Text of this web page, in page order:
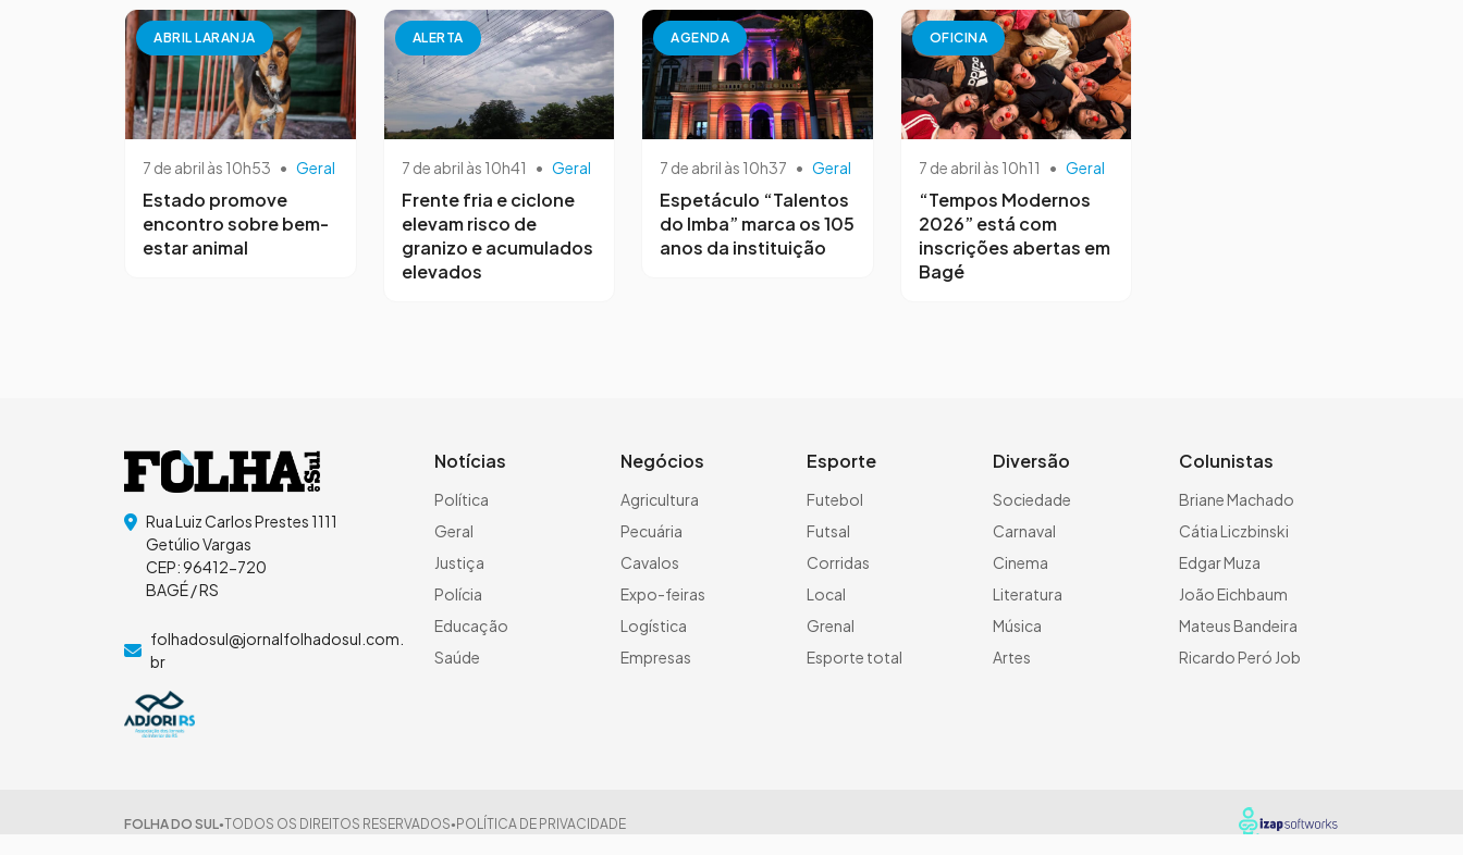
ABRIL LARANJA
7 de abril às 10h53 • Geral
Estado promove
encontro sobre bem-
estar animal
ALERTA
7 de abril às 10h41 • Geral
Frente fria e ciclone
elevam risco de
granizo e acumulados
elevados
AGENDA
7 de abril às 10h37 • Geral
Espetáculo “Talentos
do Imba” marca os 105
anos da instituição
OFICINA
7 de abril às 10h11 • Geral
“Tempos Modernos
2026” está com
inscrições abertas em
Bagé
Rua Luiz Carlos Prestes 1111
Getúlio Vargas
CEP: 96412-720
BAGÉ / RS
folhadosul@jornalfolhadosul.com.
br
Notícias
Política
Geral
Justiça
Polícia
Educação
Saúde
Negócios
Agricultura
Pecuária
Cavalos
Expo-feiras
Logística
Empresas
Esporte
Futebol
Futsal
Corridas
Local
Grenal
Esporte total
Diversão
Sociedade
Carnaval
Cinema
Literatura
Música
Artes
Colunistas
Briane Machado
Cátia Liczbinski
Edgar Muza
João Eichbaum
Mateus Bandeira
Ricardo Peró Job
FOLHA DO SUL●TODOS OS DIREITOS RESERVADOS● POLÍTICA DE PRIVACIDADE